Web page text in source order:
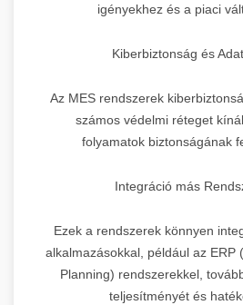
igényekhez és a piaci
Kiberbiztonság és
Az MES rendszerek
számos védelmi réteget
folyamatok biztonságának
Integráció más
Ezek a rendszerek könnyen
alkalmazásokkal, például az ERP
Planning) rendszerekkel,
teljesítményét és